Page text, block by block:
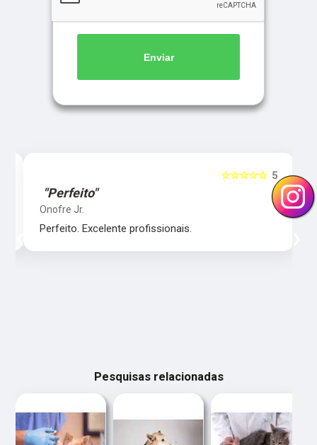
Enviar
5
☆☆☆☆☆
"Perfeito"
Onofre Jr.
Perfeito. Excelente profissionais.
‹
Pesquisas relacionadas